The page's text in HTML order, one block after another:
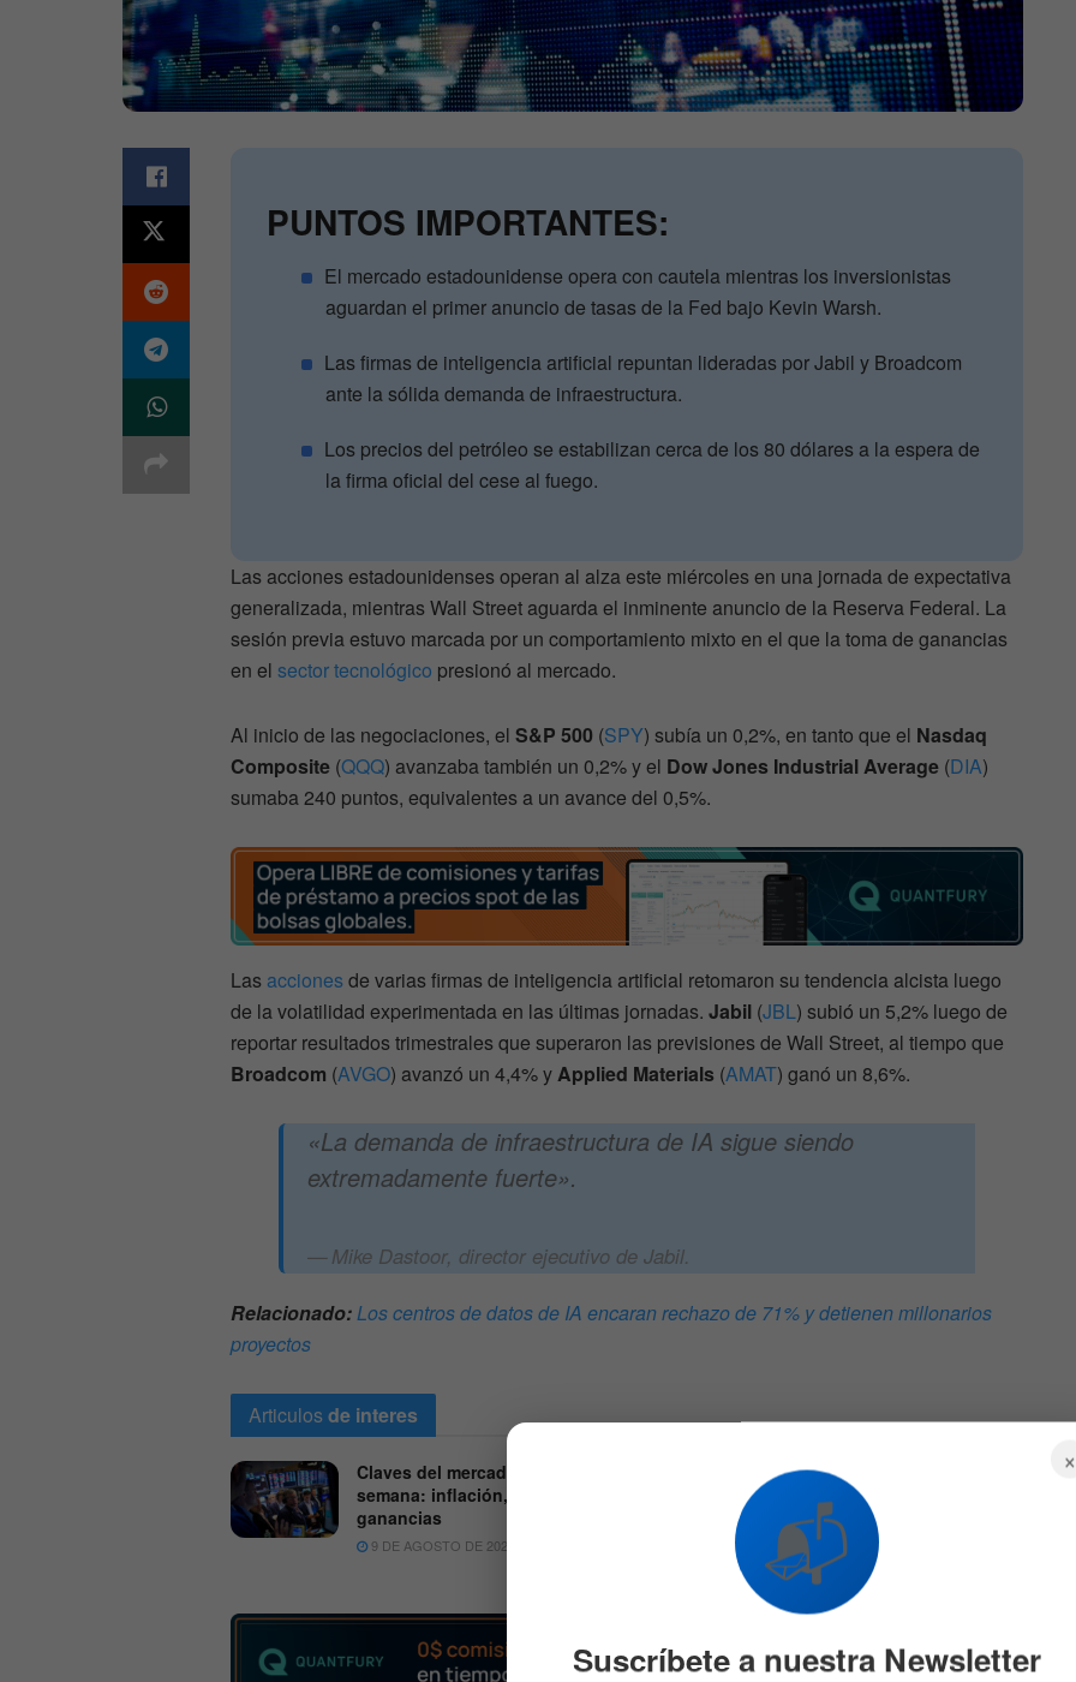
PUNTOS IMPORTANTES:
El mercado estadounidense opera con cautela mientras los inversionistas
aguardan el primer anuncio de tasas de la Fed bajo Kevin Warsh.
Las firmas de inteligencia artificial repuntan lideradas por Jabil y Broadcom
ante la sólida demanda de infraestructura.
Los precios del petróleo se estabilizan cerca de los 80 dólares a la espera de
la firma oficial del cese al fuego.
Las acciones estadounidenses operan al alza este miércoles en una jornada de expectativa
generalizada, mientras Wall Street aguarda el inminente anuncio de la Reserva Federal. La
sesión previa estuvo marcada por un comportamiento mixto en el que la toma de ganancias
en el sector tecnológico presionó al mercado.
Al inicio de las negociaciones, el S&P 500 (SPY) subía un 0,2%, en tanto que el Nasdaq
Composite (QQQ) avanzaba también un 0,2% y el Dow Jones Industrial Average (DIA)
sumaba 240 puntos, equivalentes a un avance del 0,5%.
Las accionesde varias firmas de inteligencia artificial retomaron su tendencia alcista luego
de la volatilidad experimentada en las últimas jornadas. Jabil (JBL) subió un 5,2% luego de
reportar resultados trimestrales que superaron las previsiones de Wall Street, al tiempo que
Broadcom (AVGO) avanzó un 4,4% yApplied Materials (AMAT) ganó un 8,6%.
«La demanda de infraestructura de IA sigue siendo
extremadamente fuerte».
Mike Dastoor, director ejecutivo de Jabil.
Relacionado:Los centros de datos de IA encaran rechazo de 71% y detienen millonarios
proyectos
Articulosde interes
Claves del mercado para la
semana: inflación, Fed,
ganancias
9 DE AGOSTO DE 2026
El próximo paso de la Fed
con las tasas de interés
podría ser un recorte
7 DE AGOSTO DE 2026
×
📬
Suscríbete a nuestra Newsletter